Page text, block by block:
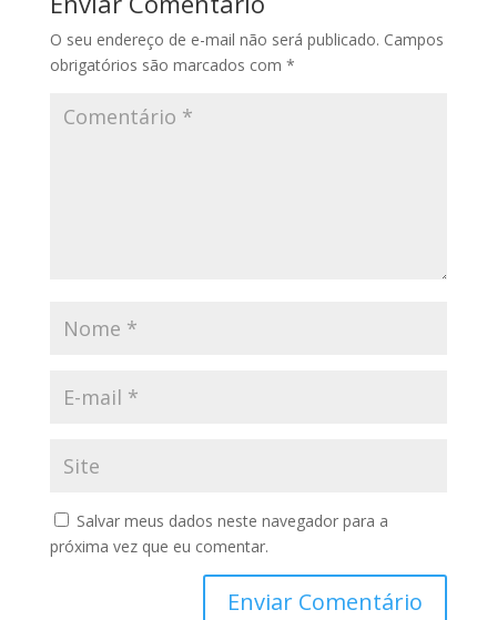
O seu endereço de e-mail não será publicado. Campos
obrigatórios são marcados com *
Salvar meus dados neste navegador para a
próxima vez que eu comentar.